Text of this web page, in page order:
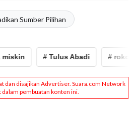
Sumber Pilihan
# Tulus Abadi # rokok